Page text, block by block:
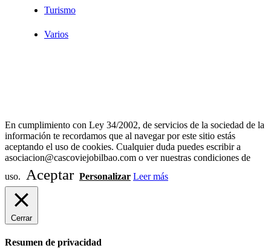
Turismo
Varios
En cumplimiento con Ley 34/2002, de servicios de la sociedad de la
información te recordamos que al navegar por este sitio estás
aceptando el uso de cookies. Cualquier duda puedes escribir a
asociacion@cascoviejobilbao.com o ver nuestras condiciones de
uso.
Aceptar Personalizar Leer más
Cerrar
Resumen de privacidad